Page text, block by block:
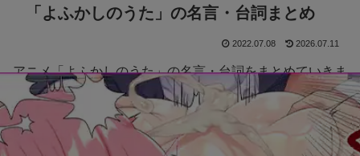
「よふかしのうた」の名言・台詞まとめ
2022.07.08 2026.07.11
アニメ「よふかしのうた」の名言・台詞をまとめていきま
す。